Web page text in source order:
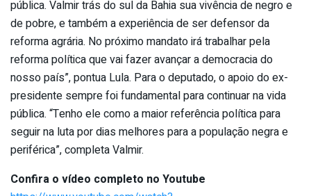
pública. Valmir trás do sul da Bahia sua vivência de negro e
de pobre, e também a experiência de ser defensor da
reforma agrária. No próximo mandato irá trabalhar pela
reforma política que vai fazer avançar a democracia do
nosso país”, pontua Lula. Para o deputado, o apoio do ex-
presidente sempre foi fundamental para continuar na vida
pública. “Tenho ele como a maior referência política para
seguir na luta por dias melhores para a população negra e
periférica”, completa Valmir.
Confira o vídeo completo no Youtube